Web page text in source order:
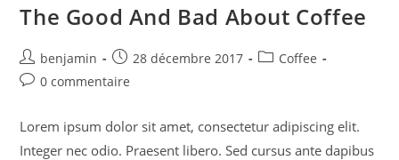
The Good And Bad About Coffee
benjamin 28 décembre 2017
Coffee
0 commentaire
Lorem ipsum dolor sit amet, consectetur adipiscing elit.
Integer nec odio. Praesent libero. Sed cursus ante dapibus